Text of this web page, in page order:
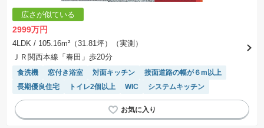
広さが似ている
2999万円
4LDK / 105.16m²（31.81坪）（実測）
ＪＲ関西本線「春田」歩20分
食洗機 窓付き浴室 対面キッチン
接面道路の幅が６m以上
長期優良住宅
トイレ2個以上 WIC システムキッチン